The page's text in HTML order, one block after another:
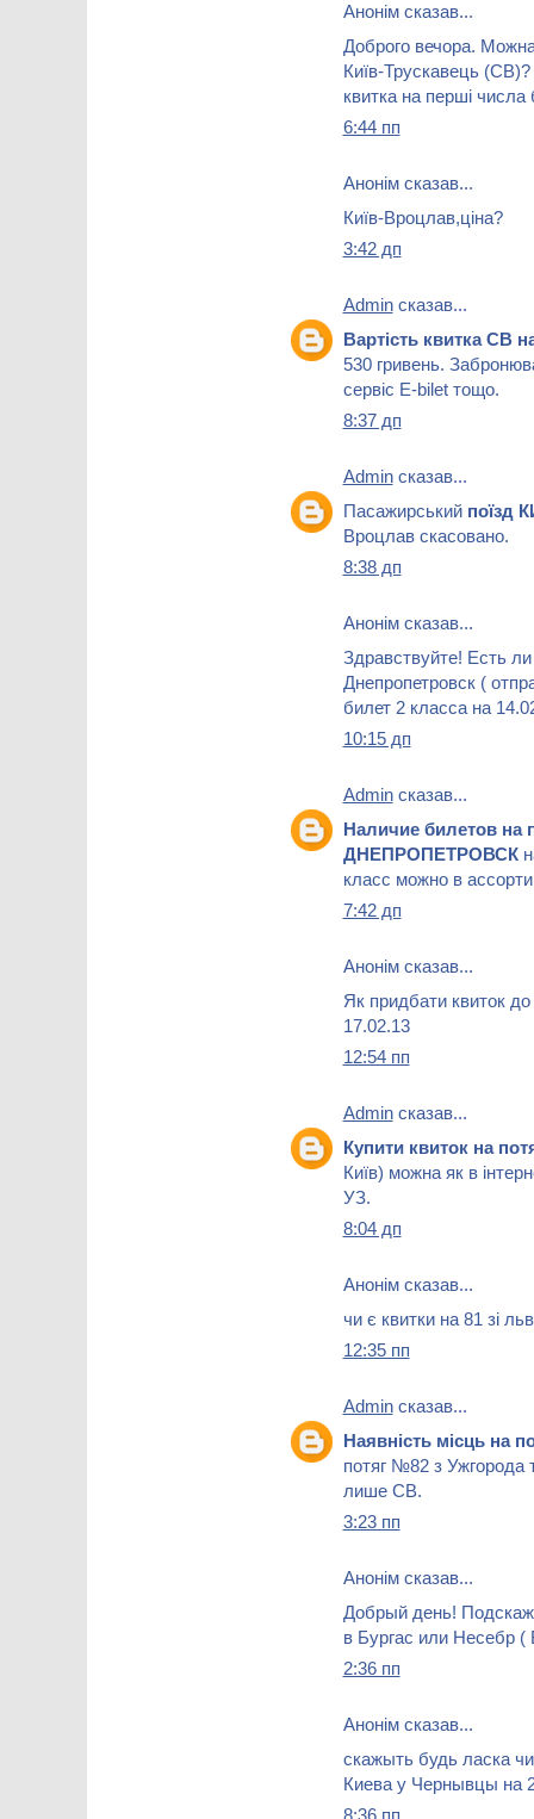
Анонім сказав...
Доброго вечора. Можна
Київ-Трускавець
квитка на перші числа
6:44 пп
Анонім сказав...
Київ-Вроцлав,ціна?
3:42 дп
Adminсказав...
Вартість квитка СВ
530 гривень.
сервіс Е-bilet тощо.
8:37 дп
Adminсказав...
Пасажирський поїзд
Вроцлав скасовано.
8:38 дп
Анонім сказав...
Здравствуйте! Есть
Днепропетровск (
билет 2 класса на
10:15 дп
Adminсказав...
Наличие билетов на
ДНЕПРОПЕТРОВСК
класс можно в
7:42 дп
Анонім сказав...
Як придбати квиток до
17.02.13
12:54 пп
Adminсказав...
Купити квиток на
Київ) можна як в
УЗ.
8:04 дп
Анонім сказав...
чи є квитки на 81 зі
12:35 пп
Adminсказав...
Наявність місць на
потяг №82 з Ужгорода
лише СВ.
3:23 пп
Анонім сказав...
Добрый день!
в Бургас или Несебр (
2:36 пп
Анонім сказав...
скажыть будь ласка
Киева у Чернывцы на